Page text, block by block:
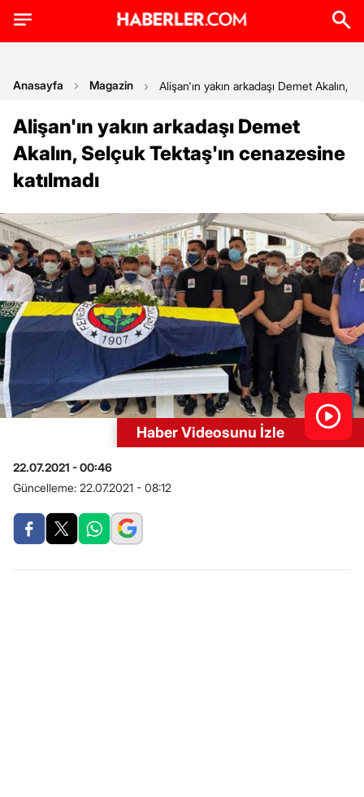
Anasayfa Magazin Alişan'ın yakın arkadaşı Demet Akalın,
Alişan'ın yakın arkadaşı Demet
Akalın, Selçuk Tektaş'ın cenazesine
katılmadı
Haber Videosunu İzle
22.07.2021 - 00:46
Güncelleme: 22.07.2021 - 08:12